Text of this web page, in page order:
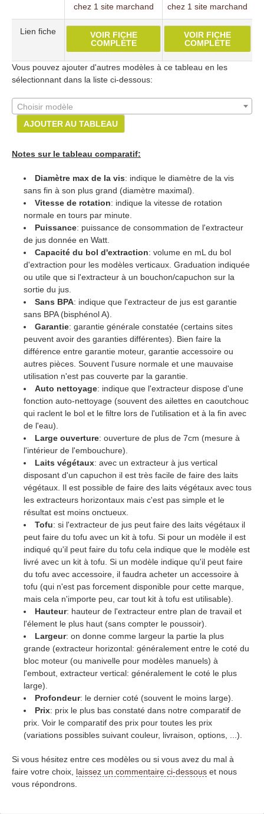
chez 1 site marchand
chez 1 site marchand
Lien fiche
VOIR FICHE
COMPLÈTE
VOIR FICHE
COMPLÈTE
Vous pouvez ajouter d'autres modèles à ce tableau en les
sélectionnant dans la liste ci-dessous:
Choisir modèle
AJOUTER AU TABLEAU
Notes sur le tableau comparatif:
Diamètre max de la vis: indique le diamètre de la vis
sans fin à son plus grand (diamètre maximal).
Vitesse de rotation: indique la vitesse de rotation
normale en tours par minute.
Puissance: puissance de consommation de l'extracteur
de jus donnée en Watt.
Capacité du bol d'extraction: volume en mL du bol
d'extraction pour les modèles verticaux. Graduation indiquée
ou utile que si l'extracteur à un bouchon/capuchon sur la
sortie du jus.
Sans BPA: indique que l'extracteur de jus est garantie
sans BPA (bisphénol A).
Garantie: garantie générale constatée (certains sites
peuvent avoir des garanties différentes). Bien faire la
différence entre garantie moteur, garantie accessoire ou
autres pièces. Souvent l'usure normale et une mauvaise
utilisation n'est pas couverte par la garantie.
Auto nettoyage: indique que l'extracteur dispose d'une
fonction auto-nettoyage (souvent des ailettes en caoutchouc
qui raclent le bol et le filtre lors de l'utilisation et à la fin avec
de l'eau).
Large ouverture: ouverture de plus de 7cm (mesure à
l'intérieur de l'embouchure).
Laits végétaux: avec un extracteur à jus vertical
disposant d'un capuchon il est très facile de faire des laits
végétaux. Il est possible de faire des laits végétaux avec tous
les extracteurs horizontaux mais c'est pas simple et le
résultat est moins onctueux.
Tofu: si l'extracteur de jus peut faire des laits végétaux il
peut faire du tofu avec un kit à tofu. Si pour un modèle il est
indiqué qu'il peut faire du tofu cela indique que le modèle est
livré avec un kit à tofu. Si un modèle indique qu'il peut faire
du tofu avec accessoire, il faudra acheter un accessoire à
tofu (qui n'est pas forcement disponible pour cette marque,
mais cela n'importe peu, car tout kit à tofu est utilisable).
Hauteur: hauteur de l'extracteur entre plan de travail et
l'élement le plus haut (sans compter le poussoir).
Largeur: on donne comme largeur la partie la plus
grande (extracteur horizontal: généralement entre le coté du
bloc moteur (ou manivelle pour modèles manuels) à
l'embout, extracteur vertical: généralement le coté le plus
large).
Profondeur: le dernier coté (souvent le moins large).
Prix: prix le plus bas constaté dans notre comparatif de
prix. Voir le comparatif des prix pour toutes les prix
(variations possibles suivant couleur, livraison, options, ...).
Si vous hésitez entre ces modèles ou si vous avez du mal à
faire votre choix, laissez un commentaire ci-dessous et nous
vous répondrons.